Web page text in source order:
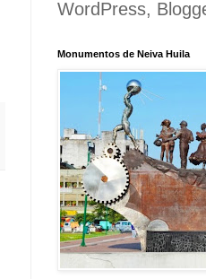
Monumentos de Neiva Huila